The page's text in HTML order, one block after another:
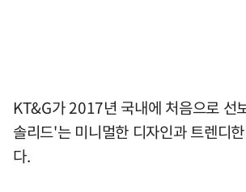
KT&G가 2017년 국내에 처음으로 선
솔리드'는 미니멀한 디자인과 트렌디
다.